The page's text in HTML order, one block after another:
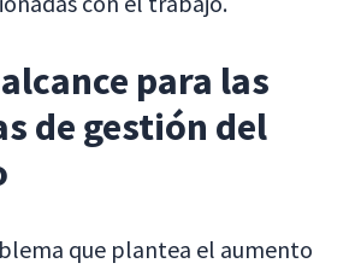
para las
de gestión del
que plantea el aumento